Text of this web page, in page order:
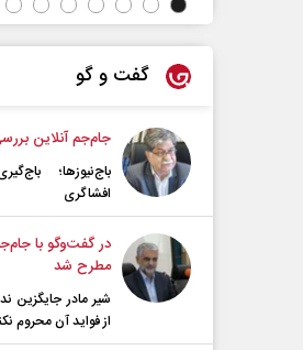
گفت و گو
جام‌جم آنلاین
باج‌نیوزها؛
افشاگری
در گفت‌و‌گو با
مطرح شد
شیر مادر جایگزین
از فواید آن محروم